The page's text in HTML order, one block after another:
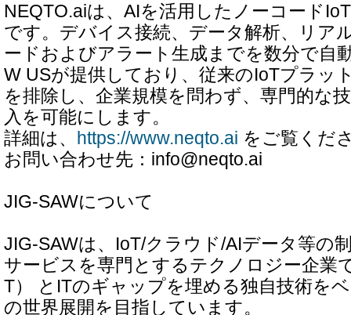
NEQTO.aiは、AIを活用したノーコード
です。デバイス接続、データ解析、リア
ードおよびアラート生成までを数分で自
W USが提供しており、従来のIoTプラッ
を排除し、企業規模を問わず、専門的な
入を可能にします。
詳細は、
https://www.neqto.ai をご覧くだ
お問い合わせ先：info@neqto.ai
JIG-SAWについて
JIG-SAWは、IoT/クラウド/AIデータ等の
サービスを専門とするテクノロジー企業
T） とITのギャップを埋める独自技術を
の世界展開を目指しています。